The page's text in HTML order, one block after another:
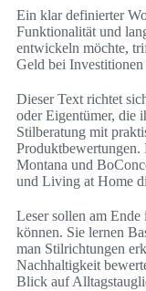
Ein klar definierter
Funktionalität und
entwickeln möchte,
Geld bei
Dieser Text richtet
oder Eigentümer, die
Stilberatung mit
Montana und
und Living at Home
Leser sollen am
können. Sie lernen
man Stilrichtungen
Nachhaltigkeit
Blick auf